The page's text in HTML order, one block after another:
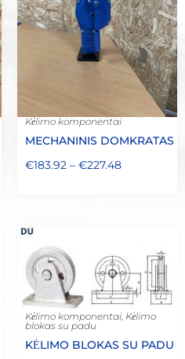
Kėlimo komponentai
MECHANINIS DOMKRATAS
€183.92 – €227.48
Kėlimo komponentai Kėlimo
blokas su padu
KĖLIMO BLOKAS SU PADU